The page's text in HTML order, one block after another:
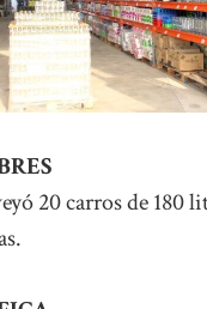
20 carros de 180